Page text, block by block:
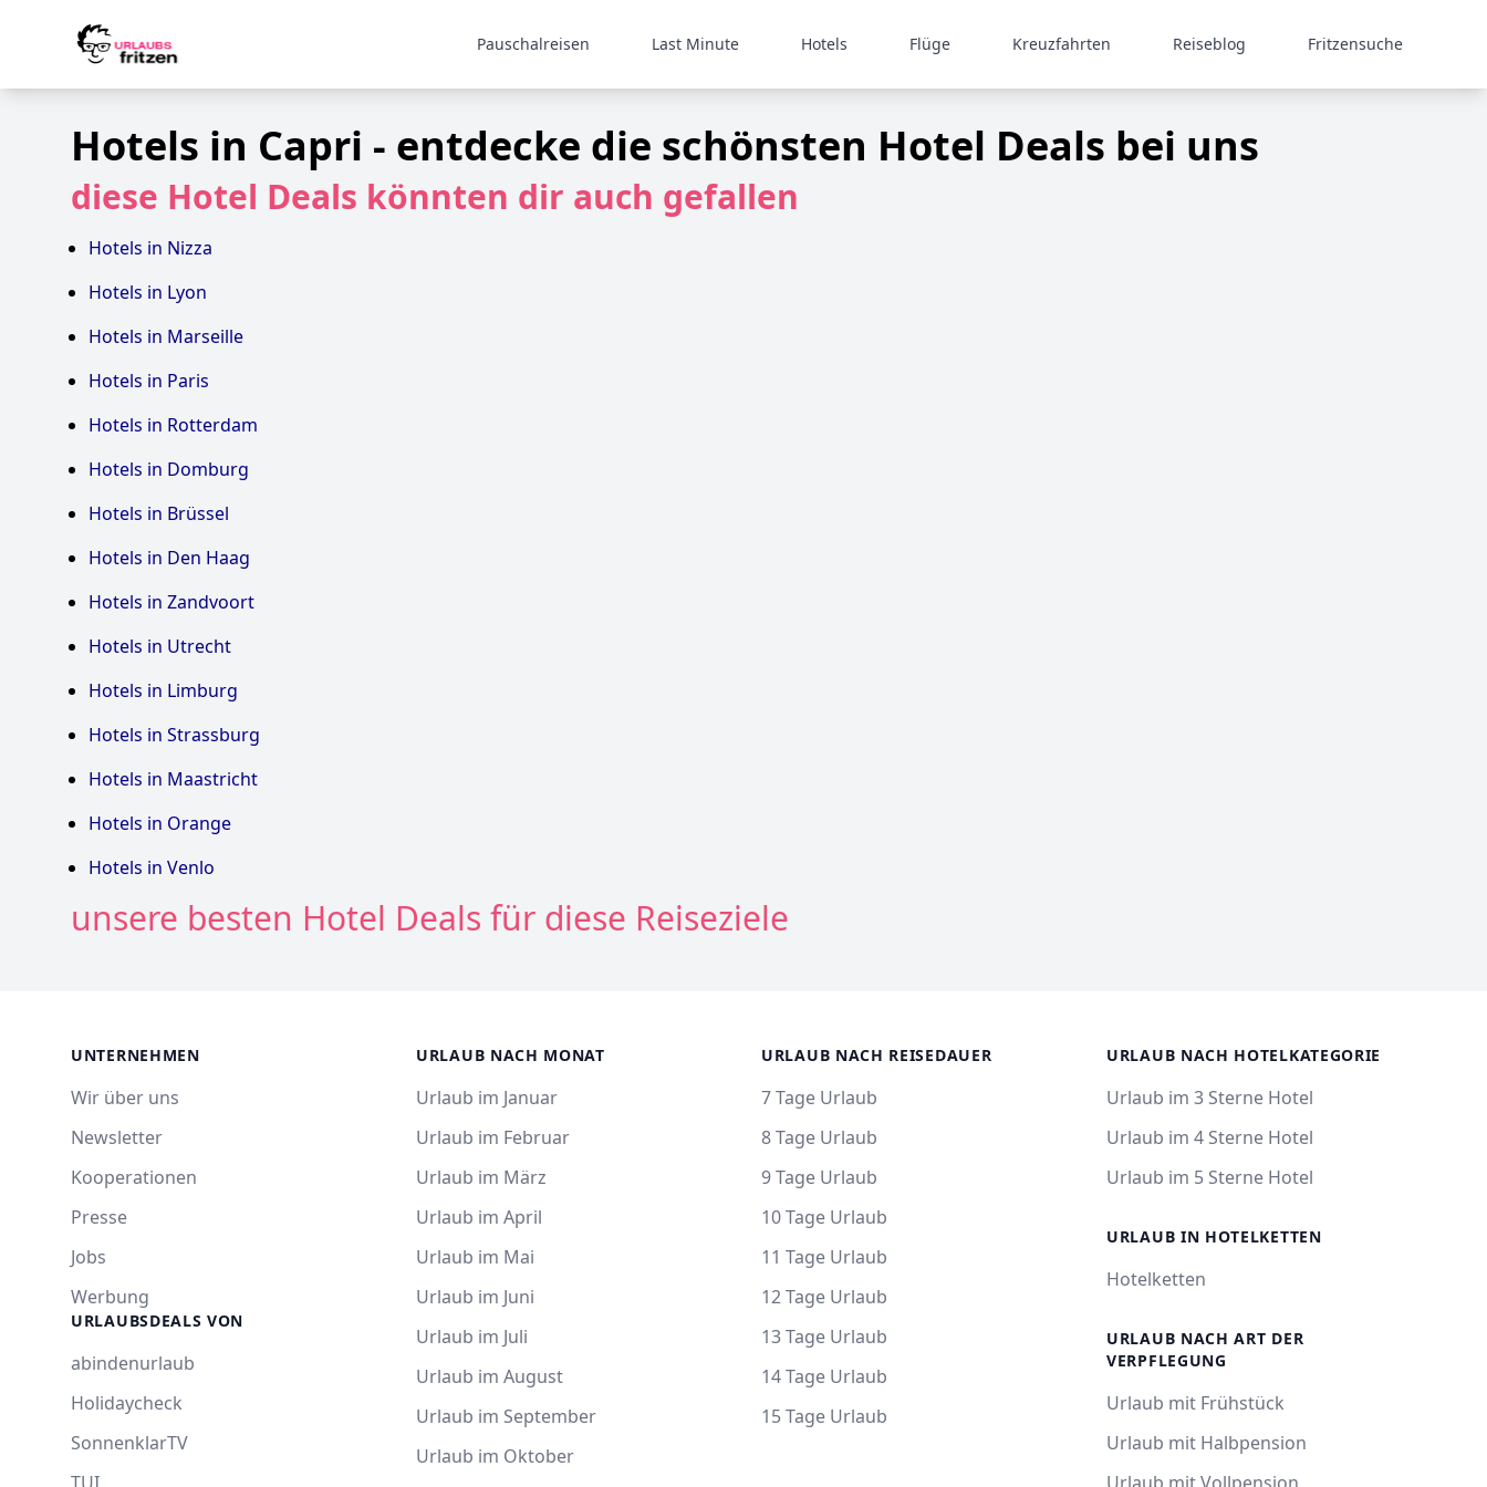
Pauschalreisen Last Minute Hotels Flüge Kreuzfahrten Reiseblog Fritzensuche
Hotels in Capri - entdecke die schönsten Hotel Deals bei uns
diese Hotel Deals könnten dir auch gefallen
Hotels in Nizza
Hotels in Lyon
Hotels in Marseille
Hotels in Paris
Hotels in Rotterdam
Hotels in Domburg
Hotels in Brüssel
Hotels in Den Haag
Hotels in Zandvoort
Hotels in Utrecht
Hotels in Limburg
Hotels in Strassburg
Hotels in Maastricht
Hotels in Orange
Hotels in Venlo
unsere besten Hotel Deals für diese Reiseziele
UNTERNEHMEN
Wir über uns
Newsletter
Kooperationen
Presse
Jobs
Werbung
URLAUBSDEALS VON
abindenurlaub
Holidaycheck
SonnenklarTV
URLAUB NACH MONAT
Urlaub im Januar
Urlaub im Februar
Urlaub im März
Urlaub im April
Urlaub im Mai
Urlaub im Juni
Urlaub im Juli
Urlaub im August
Urlaub im September
Urlaub im Oktober
URLAUB NACH REISEDAUER
7 Tage Urlaub
8 Tage Urlaub
9 Tage Urlaub
10 Tage Urlaub
11 Tage Urlaub
12 Tage Urlaub
13 Tage Urlaub
14 Tage Urlaub
15 Tage Urlaub
URLAUB NACH HOTELKATEGORIE
Urlaub im 3 Sterne Hotel
Urlaub im 4 Sterne Hotel
Urlaub im 5 Sterne Hotel
URLAUB IN HOTELKETTEN
Hotelketten
URLAUB NACH ART DER
VERPFLEGUNG
Urlaub mit Frühstück
Urlaub mit Halbpension